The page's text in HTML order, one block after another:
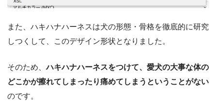
また、ハキハナハーネスは犬の形態・骨格を徹底的に研究
しつくして、このデザイン形状となりました。
そのため、ハキハナハーネスをつけて、愛犬の大事な体の
どこかが擦れてしまったり痛めてしまうということがない
のです。